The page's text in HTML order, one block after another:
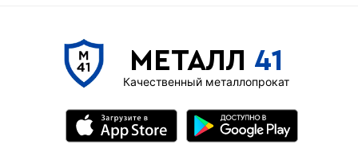
МЕТАЛЛ 41
Качественный металлопрокат